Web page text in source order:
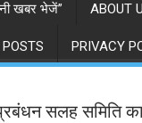
खबर भेजें” ABOUT
PRIVACY
सलह समिति